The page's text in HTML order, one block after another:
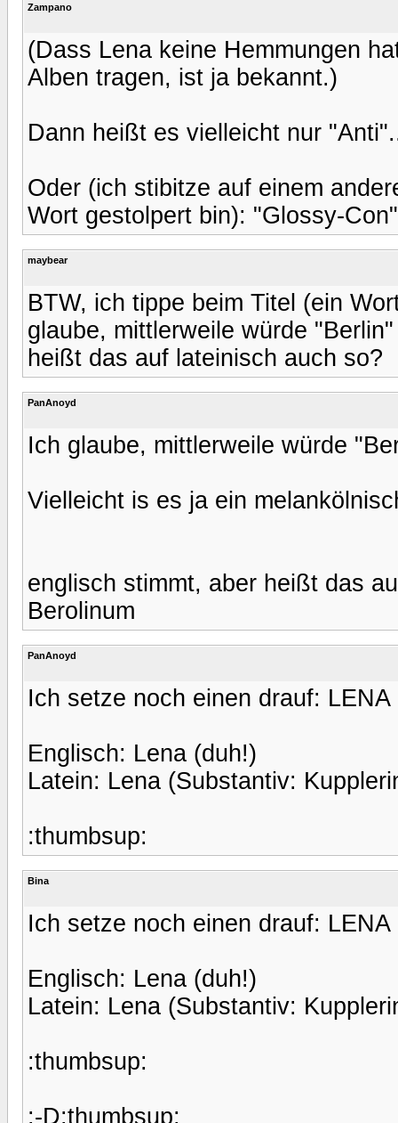
Zampano
(Dass Lena keine Hemmungen
Alben tragen, ist ja bekannt.)
Dann heißt es vielleicht nur
Oder (ich stibitze auf einem
Wort gestolpert bin): "Glossy-Con"
maybear
BTW, ich tippe beim Titel (ein
glaube, mittlerweile würde
heißt das auf lateinisch auch so?
PanAnoyd
Ich glaube, mittlerweile würde
Vielleicht is es ja ein
englisch stimmt, aber heißt das
Berolinum
PanAnoyd
Ich setze noch einen drauf: LENA
Englisch: Lena (duh!)
Latein: Lena (Substantiv:
:thumbsup:
Bina
Ich setze noch einen drauf: LENA
Englisch: Lena (duh!)
Latein: Lena (Substantiv:
:thumbsup:
:-D:thumbsup: